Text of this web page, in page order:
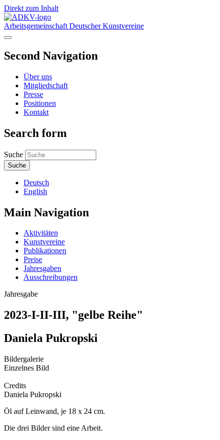
Direkt zum Inhalt
Arbeitsgemeinschaft Deutscher Kunstvereine
Second Navigation
Über uns
Mitgliedschaft
Presse
Positionen
Kontakt
Search form
Suche
Deutsch
English
Main Navigation
Aktivitäten
Kunstvereine
Publikationen
Preise
Jahresgaben
Ausschreibungen
Jahresgabe
2023-I-II-III, "gelbe Reihe"
Daniela Pukropski
Bildergalerie
Einzelnes Bild
Credits
Daniela Pukropski
Öl auf Leinwand, je 18 x 24 cm.
Die drei Bilder sind eine Arbeit.